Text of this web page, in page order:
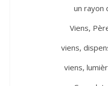
un rayon
Viens,
viens,
viens,